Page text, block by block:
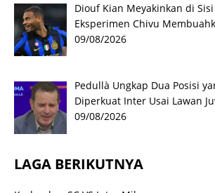
Diouf Kian Meyakinkan di
Eksperimen Chivu
09/08/2026
Pedullà Ungkap Dua Posisi
Diperkuat Inter Usai Lawan
09/08/2026
LAGA BERIKUTNYA